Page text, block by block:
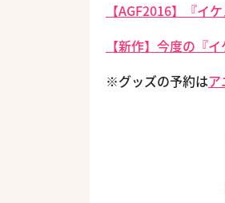
【AGF2016】『イ
【新作】今度の『
※グッズの予約は